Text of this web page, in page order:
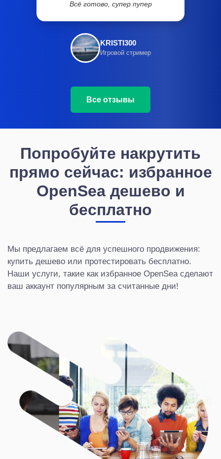
Всё готово, супер пупер
KRISTI300
Игровой стример
Все отзывы
Попробуйте накрутить
прямо сейчас: избранное
OpenSea дешево и
бесплатно
Мы предлагаем всё для успешного продвижения:
купить дешево или протестировать бесплатно.
Наши услуги, такие как избранное OpenSea сделают
ваш аккаунт популярным за считанные дни!